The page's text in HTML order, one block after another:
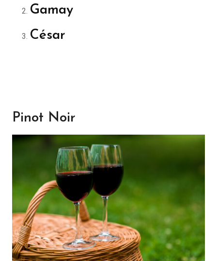
Gamay
César
Pinot Noir